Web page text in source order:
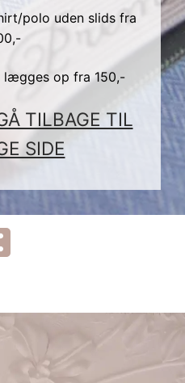
tilbehør
EN
FI
FR
PL
polo uden slids fra
op fra 150,-
TILBAGE TIL
SIDE